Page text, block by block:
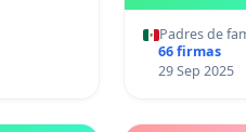
Padres de
66 firmas
29 Sep 2025